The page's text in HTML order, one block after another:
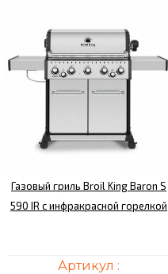
Газовый гриль Broil King Baron S
590 IR с инфракрасной горелкой
Артикул :